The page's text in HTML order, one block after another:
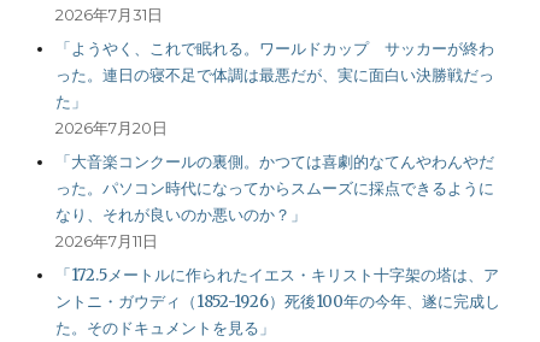
2026年7月31日
「ようやく、これで眠れる。ワールドカップ サッカーが終わ
った。連日の寝不足で体調は最悪だが、実に面白い決勝戦だっ
た」
2026年7月20日
「大音楽コンクールの裏側。かつては喜劇的なてんやわんやだ
った。パソコン時代になってからスムーズに採点できるように
なり、それが良いのか悪いのか？」
2026年7月11日
「172.5メートルに作られたイエス・キリスト十字架の塔は、ア
ントニ・ガウディ（1852-1926）死後100年の今年、遂に完成し
た。そのドキュメントを見る」